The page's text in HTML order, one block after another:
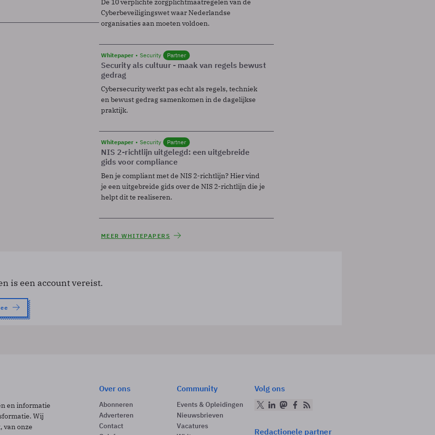
Cyberbeveiligingswet waar Nederlandse
organisaties aan moeten voldoen.
Whitepaper Security Partner
Security als cultuur - maak van regels bewust
gedrag
Cybersecurity werkt pas echt als regels, techniek
en bewust gedrag samenkomen in de dagelijkse
praktijk.
Whitepaper Security Partner
NIS 2-richtlijn uitgelegd: een uitgebreide
gids voor compliance
Ben je compliant met de NIS 2-richtlijn? Hier vind
je een uitgebreide gids over de NIS 2-richtlijn die je
helpt dit te realiseren.
MEER WHITEPAPERS
is een account vereist.
en informatie
Wij
van onze
Over ons
Abonneren
Adverteren
Contact
Community
Events & Opleidingen
Nieuwsbrieven
Vacatures
Volg ons
Redactionele partner